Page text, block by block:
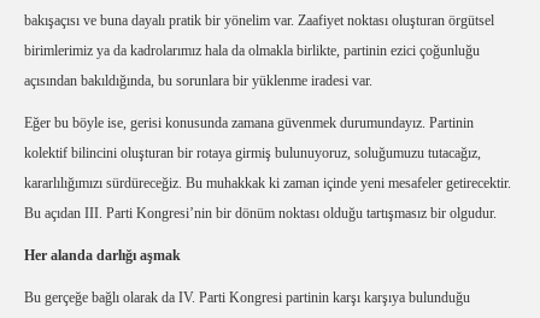
bakışaçısı ve buna dayalı pratik bir yönelim var. Zaafiyet noktası oluşturan örgütsel
birimlerimiz ya da kadrolarımız hala da olmakla birlikte, partinin ezici çoğunluğu
açısından bakıldığında, bu sorunlara bir yüklenme iradesi var.
Eğer bu böyle ise, gerisi konusunda zamana güvenmek durumundayız. Partinin
kolektif bilincini oluşturan bir rotaya girmiş bulunuyoruz, soluğumuzu tutacağız,
kararlılığımızı sürdüreceğiz. Bu muhakkak ki zaman içinde yeni mesafeler getirecektir.
Bu açıdan III. Parti Kongresi’nin bir dönüm noktası olduğu tartışmasız bir olgudur.
Her alanda darlığı aşmak
Bu gerçeğe bağlı olarak da IV. Parti Kongresi partinin karşı karşıya bulunduğu